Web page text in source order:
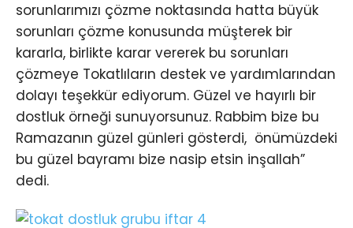
sorunlarımızı çözme noktasında hatta büyük
sorunları çözme konusunda müşterek bir
kararla, birlikte karar vererek bu sorunları
çözmeye Tokatlıların destek ve yardımlarından
dolayı teşekkür ediyorum. Güzel ve hayırlı bir
dostluk örneği sunuyorsunuz. Rabbim bize bu
Ramazanın güzel günleri gösterdi, önümüzdeki
bu güzel bayramı bize nasip etsin inşallah”
dedi.